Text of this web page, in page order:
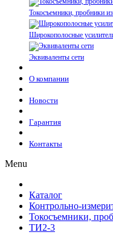
Токосъемники, пробники
Широкополосные
Эквиваленты сети
О компании
Новости
Гарантия
Контакты
Menu
Каталог
Контрольно-
Токосъемники,
ТИ2-3